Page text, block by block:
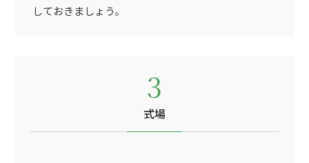
しておきましょう。
3
式場